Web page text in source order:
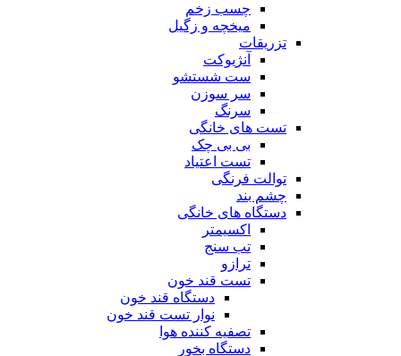
چسب زخم
میخچه و زگیل
تزریقات
آنژیوکت
ست شستشو
سر سوزن
سرنگ
تست های خانگی
بی بی چک
تست اعتیاد
توالت فرنگی
چشم بند
دستگاه های خانگی
اکسیمتر
تب سنج
ترازو
تست قند خون
دستگاه قند خون
نوار تست قند خون
تصفیه کننده هوا
دستگاه بخور